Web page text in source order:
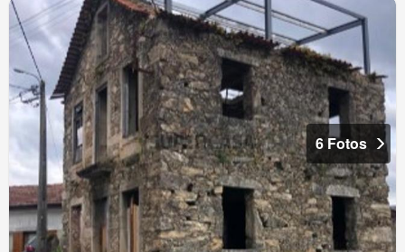
6 Fotos